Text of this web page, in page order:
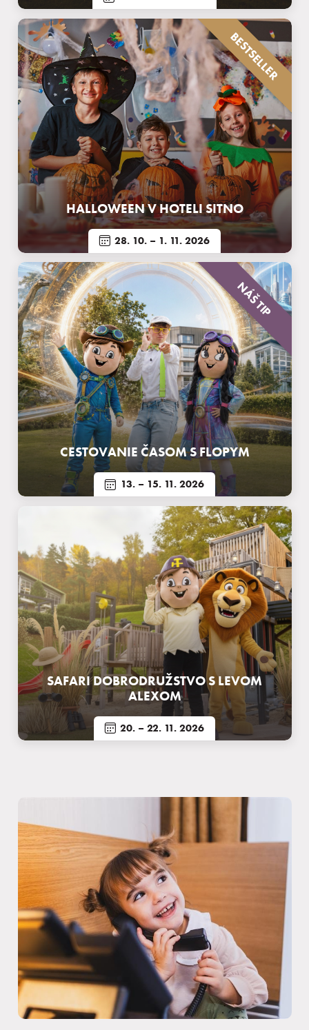
Prihlásiť sa
RegistráciaZabudnuté heslo
Pobyty
Zážitky pre deti
Priestory a služby
Gastronómia
Wellness & Spa
O nás
BESTSELLER
HALLOWEEN V HOTELI SITNO
28. 10. – 1. 11. 2026
NÁŠ TIP
CESTOVANIE ČASOM S FLOPYM
13. – 15. 11. 2026
SAFARI DOBRODRUŽSTVO S LEVOM
ALEXOM
20. – 22. 11. 2026